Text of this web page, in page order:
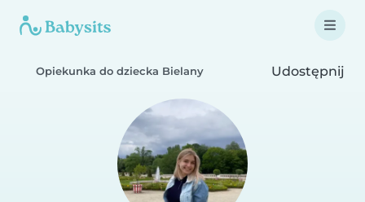
Opiekunka do dziecka Bielany Udostępnij